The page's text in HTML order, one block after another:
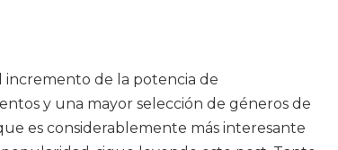
incremento de la potencia de
y una mayor selección de géneros de
es considerablemente más interesante